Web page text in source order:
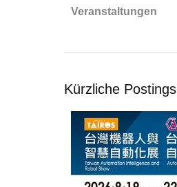
Veranstaltungen
Kürzliche Postings